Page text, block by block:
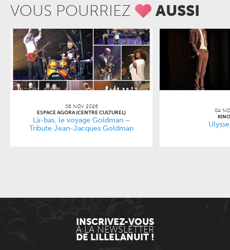
VOUS POURRIEZ AUSSI
06 NOV 2026
ESPACE AGORA (CENTRE CULTUREL)
Là-bas, le voyage Goldman –
Tribute Jean-Jacques Goldman
04
INSCRIVEZ-VOUS
À LA NEWSLETTER
DE LILLELANUIT !